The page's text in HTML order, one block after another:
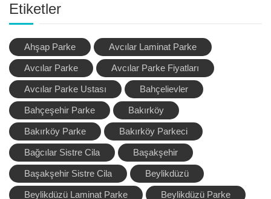
Etiketler
Ahşap Parke Avcılar Laminat Parke
Avcılar Parke Avcılar Parke Fiyatları
Avcılar Parke Ustası Bahçelievler
Bahçeşehir Parke Bakırköy
Bakırköy Parke Bakırköy Parkeci
Bağcılar Sistre Cila Başakşehir
Başakşehir Sistre Cila Beylikdüzü
Beylikdüzü Laminat Parke Beylikdüzü Parke